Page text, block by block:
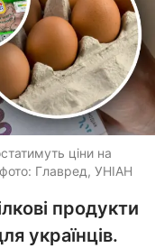
ціни на
Главред, УНІАН
продукти
українців.